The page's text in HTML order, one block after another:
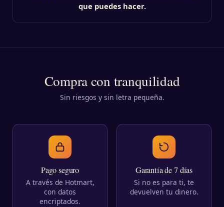
que puedes hacer.
Compra con tranquilidad
Sin riesgos y sin letra pequeña.
Pago seguro
A través de Hotmart,
con datos
encriptados.
Garantía de 7 días
Si no es para ti, te
devuelven tu dinero.